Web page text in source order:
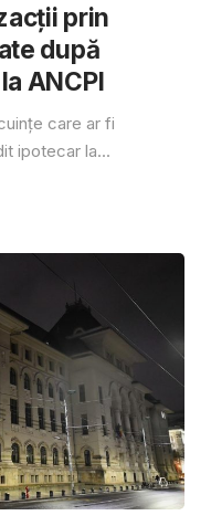
prin
după
ANCPI
care ar fi
ipotecar la...